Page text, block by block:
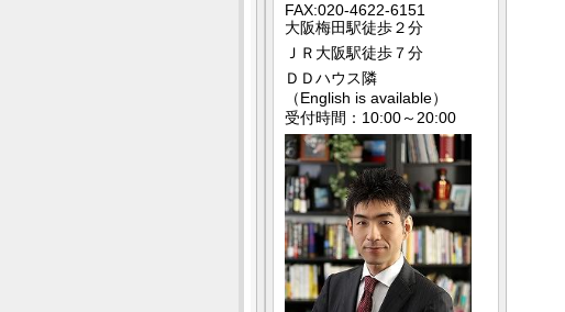
FAX:020-4622-6151
大阪梅田駅徒歩２分
ＪＲ大阪駅徒歩７分
ＤＤハウス隣
（English is available）
受付時間：10:00～20:00